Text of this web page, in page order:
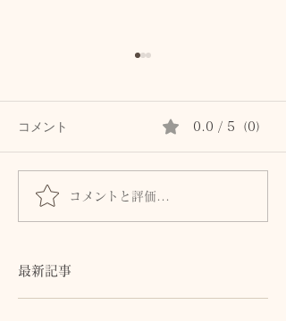
『GW』家族のために頑張
りすぎるあなたへ。副腎
息』をプレゼント
コメント 0.0 / 5（0）
コメントと評価...
最新記事